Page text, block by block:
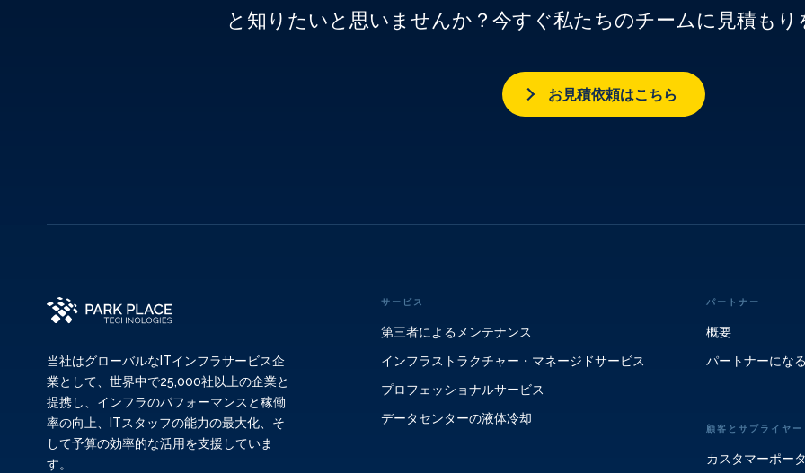
と知りたいと思いませんか？今すぐ私たちのチームに見積もり
お見積依頼はこちら
当社はグローバルなITインフラサービス企
業として、世界中で25,000社以上の企業と
提携し、インフラのパフォーマンスと稼働
率の向上、ITスタッフの能力の最大化、そ
して予算の効率的な活用を支援していま
す。
サービス
第三者によるメンテナンス
インフラストラクチャー・マネージドサービス
プロフェッショナルサービス
データセンターの液体冷却
パートナー
概要
パートナーになる
顧客とサプライヤー
カスタマーポー